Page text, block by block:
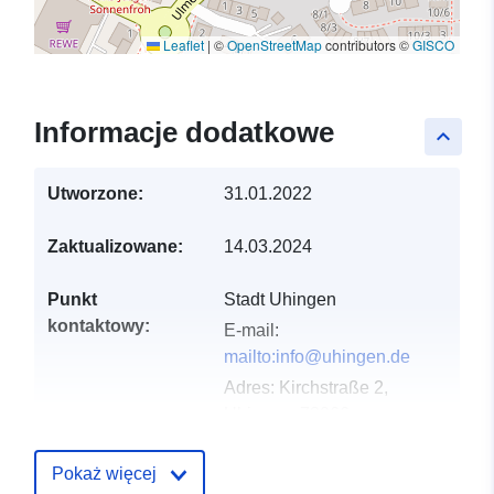
Leaflet | ©OpenStreetMapcontributors ©GISCO
keyboard_arrow_up
Informacje dodatkowe
Utworzone: 31.01.2022
Zaktualizowane: 14.03.2024
Punkt
kontaktowy:
Stadt Uhingen
E-mail:
mailto:info@uhingen.de
Adres: Kirchstraße 2,
Pokaż więcej